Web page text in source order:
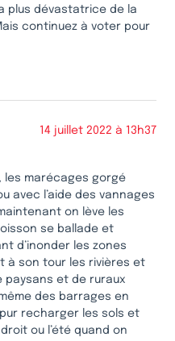
plus dévastatrice de la
continuez à voter pour
14 juillet 2022 à 13h37
les marécages gorgé
avec l’aide des vannages
on lève les
se ballade et
d’inonder les zones
à son tour les rivières et
paysans et de ruraux
des barrages en
recharger les sols et
ou l’été quand on